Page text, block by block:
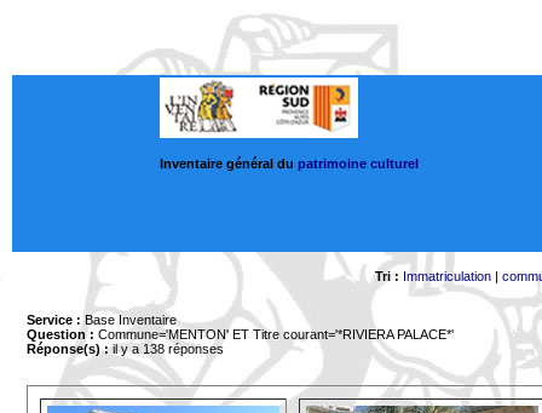
Inventaire général du patrimoine culturel
Tri : Immatriculation|
Service : Base Inventaire
Question : Commune='MENTON' ET Titre courant='*RIVIERA PALACE*'
Réponse(s) :il y a 138 réponses